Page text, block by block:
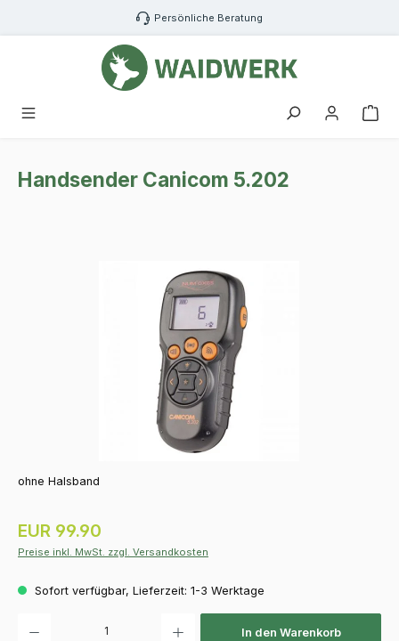
Zum Hauptinhalt springen Persönliche Beratung
Handsender Canicom 5.202
ohne Halsband
Regulärer Preis:
EUR 99.90
Preise inkl. MwSt. zzgl. Versandkosten
Sofort verfügbar, Lieferzeit: 1-3 Werktage
In den Warenkorb